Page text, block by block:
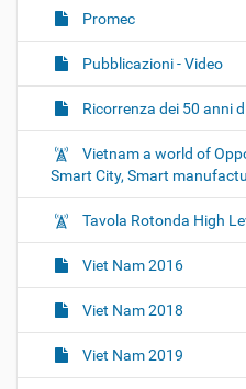
Promec
Pubblicazioni - Video
Ricorrenza dei 50 anni
Vietnam a world of
Smart City, Smart
Tavola Rotonda High
Viet Nam 2016
Viet Nam 2018
Viet Nam 2019